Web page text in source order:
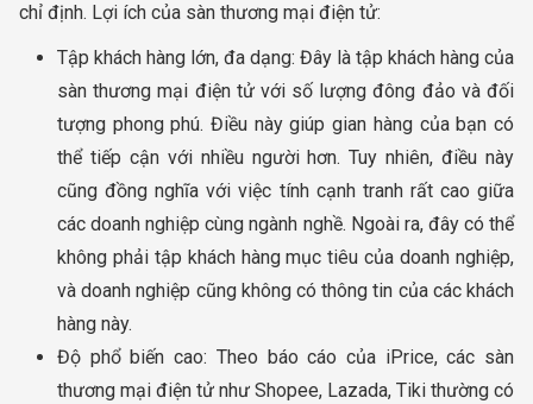
chỉ định. Lợi ích của sàn thương mại điện tử:
Tập khách hàng lớn, đa dạng: Đây là tập khách hàng của
sàn thương mại điện tử với số lượng đông đảo và đối
tượng phong phú. Điều này giúp gian hàng của bạn có
thể tiếp cận với nhiều người hơn. Tuy nhiên, điều này
cũng đồng nghĩa với việc tính cạnh tranh rất cao giữa
các doanh nghiệp cùng ngành nghề. Ngoài ra, đây có thể
không phải tập khách hàng mục tiêu của doanh nghiệp,
và doanh nghiệp cũng không có thông tin của các khách
hàng này.
Độ phổ biến cao: Theo báo cáo của iPrice, các sàn
thương mại điện tử như Shopee, Lazada, Tiki thường có